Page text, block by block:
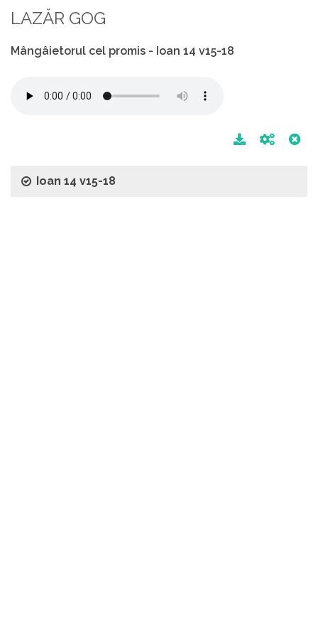
LAZĂR GOG
Mângâietorul cel promis - Ioan 14 v15-18
Ioan 14 v15-18